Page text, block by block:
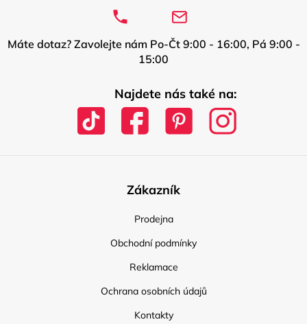
Máte dotaz? Zavolejte nám Po-Čt 9:00 - 16:00, Pá 9:00 -
15:00
Najdete nás také na:
Zákazník
Prodejna
Obchodní podmínky
Reklamace
Ochrana osobních údajů
Kontakty